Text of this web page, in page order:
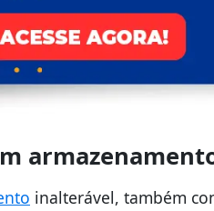
inalterável, também